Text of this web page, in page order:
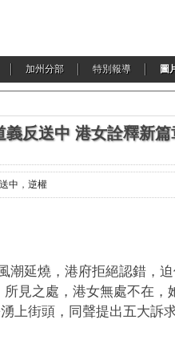
加州分部 特別報導 圖
義反送中 港女詮釋新篇
中 ， 逆權
潮延燒，港府拒絕認錯，
見之處，港女無處不在，
上街頭，同聲提出五大訴